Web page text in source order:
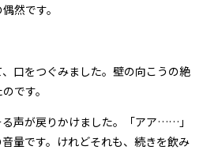
然です。
口をつぐみました。壁の向こうの絶
です。
声が戻りかけました。「アア……」
量です。けれどそれも、続きを飲み